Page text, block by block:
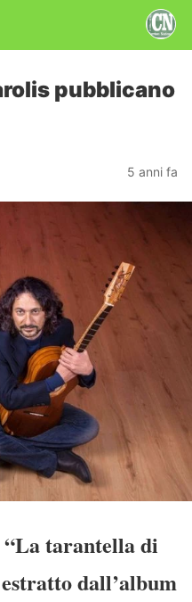
pubblicano
5 anni fa
tarantella di
dall’album